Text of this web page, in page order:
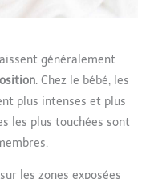
généralement
. Chez le bébé, les
plus intenses et plus
les plus touchées sont
les zones exposées